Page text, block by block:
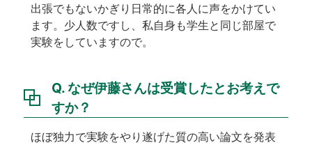
出張でもないかぎり日常的に各人に声をかけてい
ます。少人数ですし、私自身も学生と同じ部屋で
実験をしていますので。
Q. なぜ伊藤さんは受賞したとお考えで
すか？
ほぼ独力で実験をやり遂げた質の高い論文を発表